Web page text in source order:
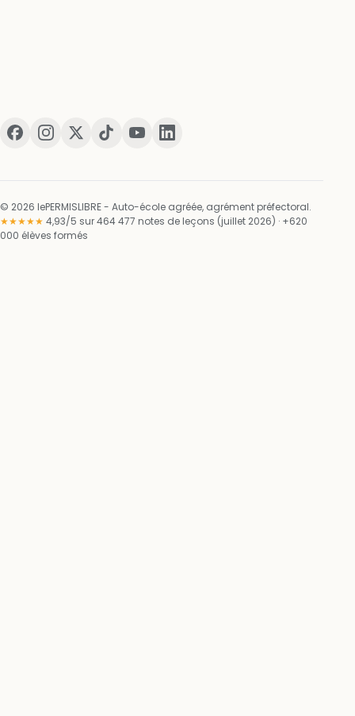
© 2026 lePERMISLIBRE - Auto-école agréée, agrément préfectoral.
★★★★★ 4,93/5 sur 464 477 notes de leçons (juillet 2026) · +620
000 élèves formés